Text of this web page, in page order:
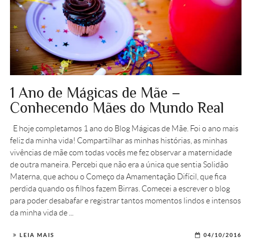
1 Ano de Mágicas de Mãe –
Conhecendo Mães do Mundo Real
E hoje completamos 1 ano do Blog Mágicas de Mãe. Foi o ano mais
feliz da minha vida! Compartilhar as minhas histórias, as minhas
vivências de mãe com todas vocês me fez observar a maternidade
de outra maneira. Percebi que não era a única que sentia Solidão
Materna, que achou o Começo da Amamentação Difícil, que fica
perdida quando os filhos fazem Birras. Comecei a escrever o blog
para poder desabafar e registrar tantos momentos lindos e intensos
da minha vida de ...
LEIA MAIS 04/10/2016